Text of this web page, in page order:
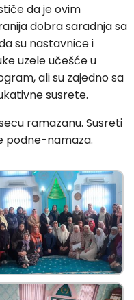
da je ovim
dobra saradnja sa
su nastavnice i
uzele učešće u
ali su zajedno sa
susrete.
ramazanu. Susreti
podne-namaza.